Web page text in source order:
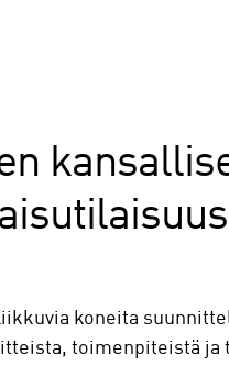
koneita
toimenpiteistä ja